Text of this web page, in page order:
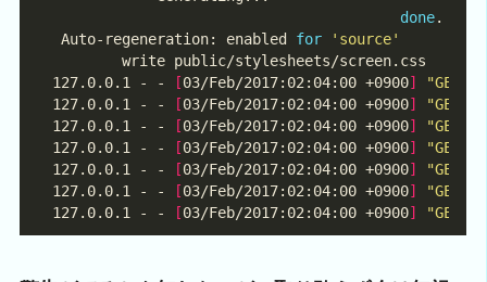
done
Auto-regeneration: enabled for
'source'
127.0.0.1 - -
[03/Feb/2017:02:04:00 +0900]
"GET /
127.0.0.1 - -
[03/Feb/2017:02:04:00 +0900]
"GET /
127.0.0.1 - -
[03/Feb/2017:02:04:00 +0900]
"GET
127.0.0.1 - -
[03/Feb/2017:02:04:00 +0900]
"GET
127.0.0.1 - -
[03/Feb/2017:02:04:00 +0900]
"GET /
127.0.0.1 - -
[03/Feb/2017:02:04:00 +0900]
"GET /
127.0.0.1 - -
[03/Feb/2017:02:04:00 +0900] "GET /